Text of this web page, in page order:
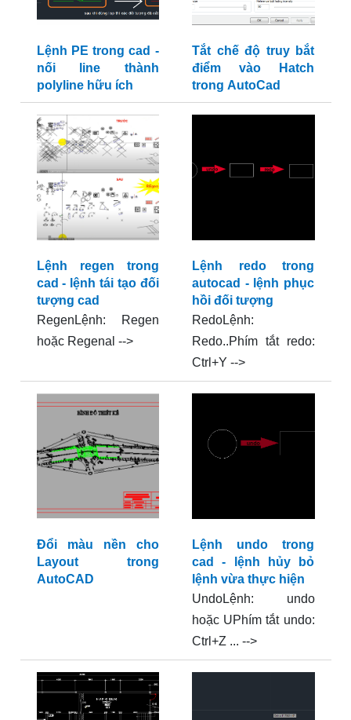
Lệnh PE trong cad -
nối line thành
polyline hữu ích
Tắt chế độ truy bắt
điểm vào Hatch
trong AutoCad
Lệnh regen trong
cad - lệnh tái tạo đối
tượng cad
RegenLệnh: Regen
hoặc Regenal -->
Lệnh redo trong
autocad - lệnh phục
hồi đối tượng
RedoLệnh:
Redo..Phím tắt redo:
Ctrl+Y -->
Đổi màu nền cho
Layout trong
AutoCAD
Lệnh undo trong
cad - lệnh hủy bỏ
lệnh vừa thực hiện
UndoLệnh: undo
hoặc UPhím tắt undo:
Ctrl+Z ... -->